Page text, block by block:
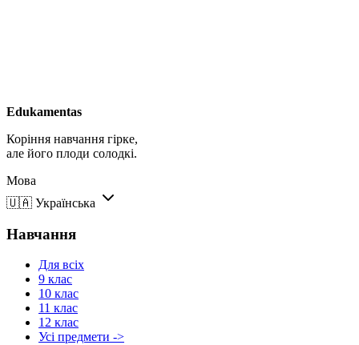
Edukamentas
Коріння навчання гірке,
але його плоди солодкі.
Мова
🇺🇦 Українська
Навчання
Для всіх
9 клас
10 клас
11 клас
12 клас
Усі предмети ->